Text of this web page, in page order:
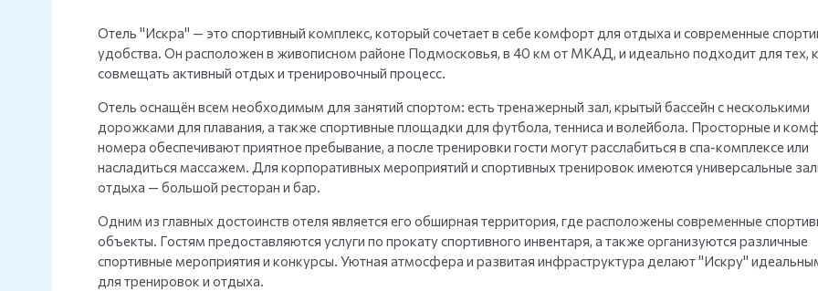
Отель "Искра" — это спортивный комплекс, который сочетает в себе комфорт для отдыха и современные
удобства. Он расположен в живописном районе Подмосковья, в 40 км от МКАД, и идеально подходит для тех,
совмещать активный отдых и тренировочный процесс.
Отель оснащён всем необходимым для занятий спортом: есть тренажерный зал, крытый бассейн с несколькими
дорожками для плавания, а также спортивные площадки для футбола, тенниса и волейбола. Просторные и
номера обеспечивают приятное пребывание, а после тренировки гости могут расслабиться в спа-комплексе или
насладиться массажем. Для корпоративных мероприятий и спортивных тренировок имеются универсальные
отдыха — большой ресторан и бар.
Одним из главных достоинств отеля является его обширная территория, где расположены современные
объекты. Гостям предоставляются услуги по прокату спортивного инвентаря, а также организуются различные
спортивные мероприятия и конкурсы. Уютная атмосфера и развитая инфраструктура делают "Искру"
для тренировок и отдыха.